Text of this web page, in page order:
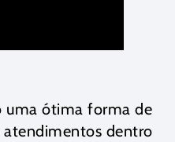
uma ótima forma de
atendimentos dentro